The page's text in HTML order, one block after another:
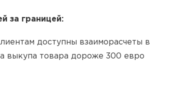
за границей:
доступны взаиморасчеты в
выкупа товара дороже 300 евро